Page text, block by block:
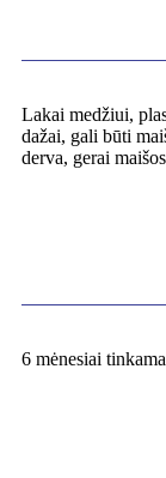
Lakai medžiui,
dažai, gali būti
derva, gerai
6 mėnesiai